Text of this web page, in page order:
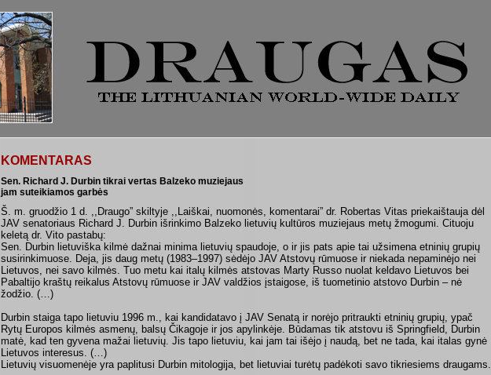
KOMENTARAS
Sen. Richard J. Durbin tikrai vertas Balzeko muziejaus
jam suteikiamos garbės
Š. m. gruodžio 1 d. ,,Draugo” skiltyje ,,Laiškai, nuomonės, komentarai” dr. Robertas Vitas priekaištauja dėl
JAV senatoriaus Richard J. Durbin išrinkimo Balzeko lietuvių kultūros muziejaus metų žmogumi. Cituoju
keletą dr. Vito pastabų:
Sen. Durbin lietuviška kilmė dažnai minima lietuvių spaudoje, o ir jis pats apie tai užsimena etninių grupių
susirinkimuose. Deja, jis daug metų (1983–1997) sėdėjo JAV Atstovų rūmuose ir niekada nepaminėjo nei
Lietuvos, nei savo kilmės. Tuo metu kai italų kilmės atstovas Marty Russo nuolat keldavo Lietuvos bei
Pabaltijo kraštų reikalus Atstovų rūmuose ir JAV valdžios įstaigose, iš tuometinio atstovo Durbin – nė
žodžio. (…)
Durbin staiga tapo lietuviu 1996 m., kai kandidatavo į JAV Senatą ir norėjo pritraukti etninių grupių, ypač
Rytų Europos kilmės asmenų, balsų Čikagoje ir jos apylinkėje. Būdamas tik atstovu iš Springfield, Durbin
matė, kad ten gyvena mažai lietuvių. Jis tapo lietuviu, kai jam tai išėjo į naudą, bet ne tada, kai italas gynė
Lietuvos interesus. (…)
Lietuvių visuomenėje yra paplitusi Durbin mitologija, bet lietuviai turėtų padėkoti savo tikriesiems draugams.